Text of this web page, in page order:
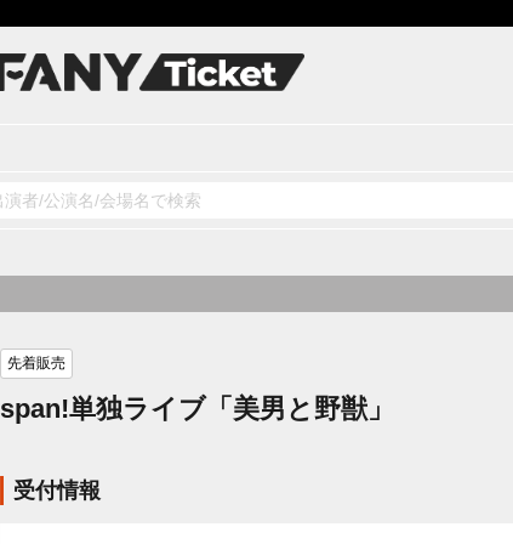
先着販売
span!単独ライブ「美男と野獣」
受付情報